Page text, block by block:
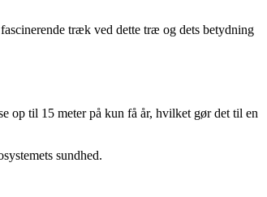
træk ved dette træ og dets betydning
op til 15 meter på kun få år, hvilket gør det til en
sundhed.